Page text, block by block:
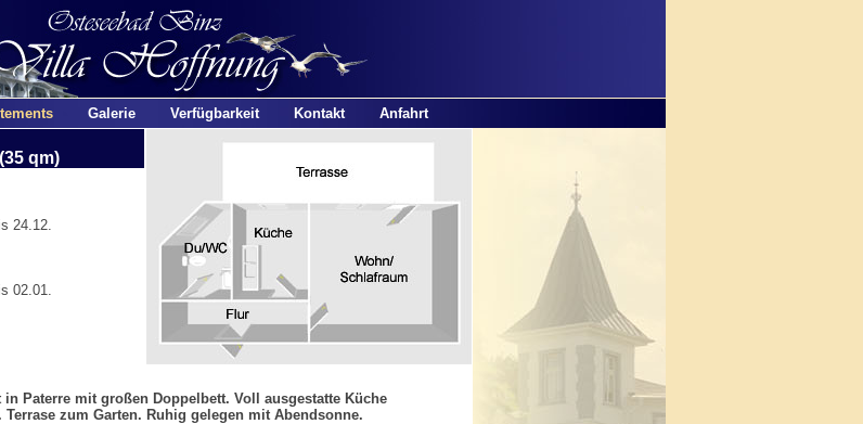
Galerie Verfügbarkeit Kontakt
Anfahrt
qm)
24.12.
02.01.
Paterre mit großen Doppelbett. Voll ausgestatte Küche
zum Garten. Ruhig gelegen mit Abendsonne.